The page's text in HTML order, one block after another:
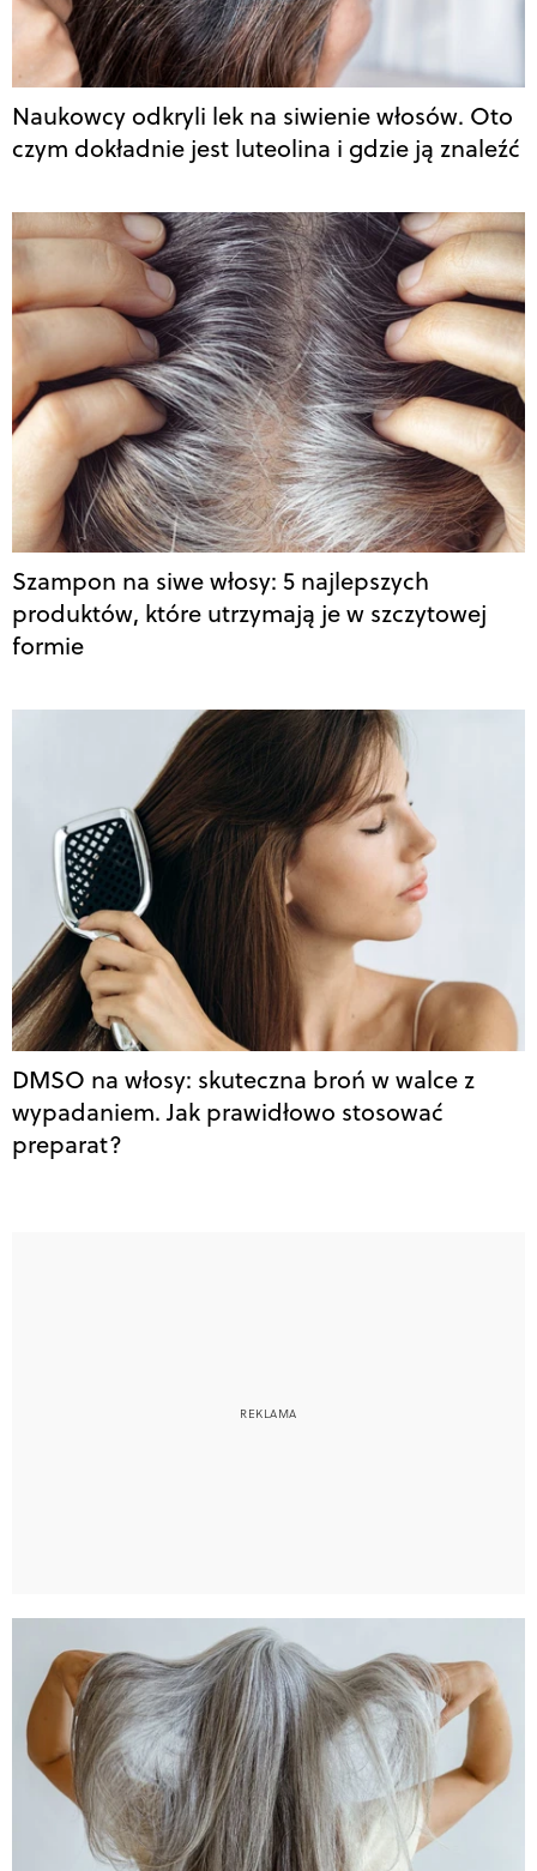
Naukowcy odkryli lek na siwienie włosów. Oto
czym dokładnie jest luteolina i gdzie ją znaleźć
Szampon na siwe włosy: 5 najlepszych
produktów, które utrzymają je w szczytowej
formie
DMSO na włosy: skuteczna broń w walce z
wypadaniem. Jak prawidłowo stosować
preparat?